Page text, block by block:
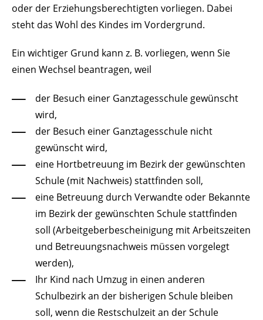
oder der Erziehungsberechtigten vorliegen. Dabei
steht das Wohl des Kindes im Vordergrund.
Ein wichtiger Grund kann z. B. vorliegen, wenn Sie
einen Wechsel beantragen, weil
der Besuch einer Ganztagesschule gewünscht
wird,
der Besuch einer Ganztagesschule nicht
gewünscht wird,
eine Hortbetreuung im Bezirk der gewünschten
Schule (mit Nachweis) stattfinden soll,
eine Betreuung durch Verwandte oder Bekannte
im Bezirk der gewünschten Schule stattfinden
soll (Arbeitgeberbescheinigung mit Arbeitszeiten
und Betreuungsnachweis müssen vorgelegt
werden),
Ihr Kind nach Umzug in einen anderen
Schulbezirk an der bisherigen Schule bleiben
soll, wenn die Restschulzeit an der Schule